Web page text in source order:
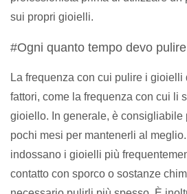
sui propri gioielli.
#Ogni quanto tempo devo
La frequenza con cui pulire i gioielli
fattori, come la frequenza con cui li
gioiello. In generale, è consigliabile
pochi mesi per mantenerli al
indossano i gioielli più
contatto con sporco o sostanze